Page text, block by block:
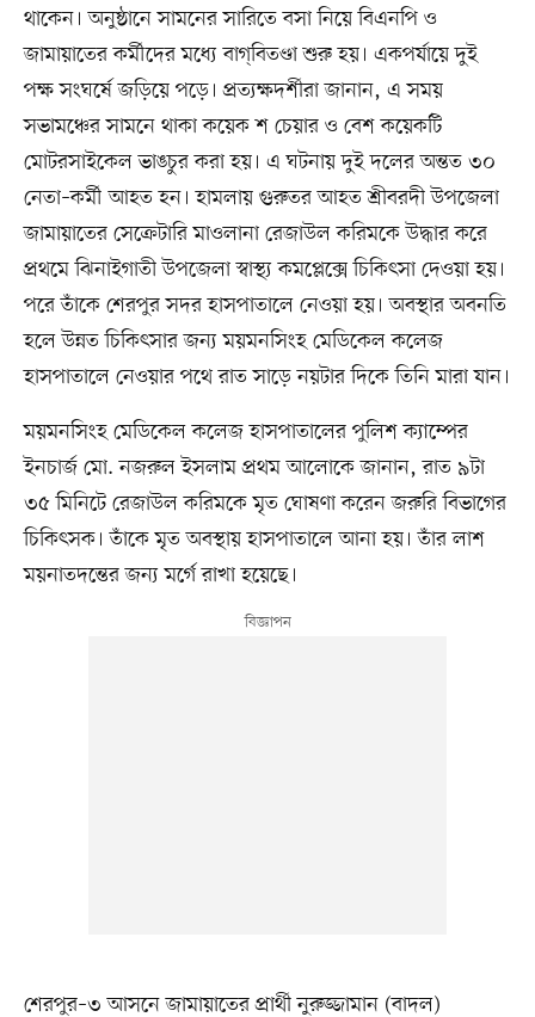
থাকেন। অনুষ্ঠানে সামনের সারিতে বসা নিয়ে বিএনপি ও
জামায়াতের কর্মীদের মধ্যে বাগ্‌বিতণ্ডা শুরু হয়। একপর্যায়ে দুই
পক্ষ সংঘর্ষে জড়িয়ে পড়ে। প্রত্যক্ষদর্শীরা জানান, এ সময়
সভামঞ্চের সামনে থাকা কয়েক শ চেয়ার ও বেশ কয়েকটি
মোটরসাইকেল ভাঙচুর করা হয়। এ ঘটনায় দুই দলের অন্তত ৩০
নেতা–কর্মী আহত হন। হামলায় গুরুতর আহত শ্রীবরদী উপজেলা
জামায়াতের সেক্রেটারি মাওলানা রেজাউল করিমকে উদ্ধার করে
প্রথমে ঝিনাইগাতী উপজেলা স্বাস্থ্য কমপ্লেক্সে চিকিৎসা দেওয়া হয়।
পরে তাঁকে শেরপুর সদর হাসপাতালে নেওয়া হয়। অবস্থার অবন‌তি
হ‌লে উন্নত চি‌কিৎসার জন্য ময়মন‌সিংহ মে‌ডি‌কেল ক‌লেজ
হাসপাতা‌লে নেওয়ার প‌থে রাত সাড়ে নয়টার দিকে তিনি মারা যান।
ময়মনসিংহ মেডিকেল কলেজ হাসপাতালের পুলিশ ক্যাম্পের
ইনচার্জ মো. নজরুল ইসলাম প্রথম আলোকে জানান, রাত ৯টা
৩৫ মিনিটে রেজাউল করিমকে মৃত ঘোষণা করেন জরুরি বিভাগের
চিকিৎসক। তাঁকে মৃত অবস্থায় হাসপাতালে আনা হয়। তাঁর লাশ
ময়নাতদন্তের জন্য মর্গে রাখা হয়েছে।
শেরপুর–৩ আসনে জামা‌য়া‌তের প্রার্থী নুরুজ্জামান (বাদল)